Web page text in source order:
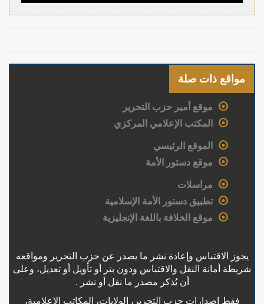
مواقع ذات صلة
موقع أمير حزب التحرير
المكتب الإعلامي المركزي
الموقع الرئيسي
موقع دستور الأمة
مراسلات
تطبيق دستور الأمة الإسلامية
موقع الخلافة باللغة الإنجليزية
يجوز الاقتباس وإعادة نشر ما يصدر عن حزب التحرير ومواقعه
شريطة أمانة النقل والاقتباس ودون بتر أو تأويل أو تعديل، وعلى
أن يُذكر مصدر ما نقل أو نشر .
فقط إصدارات حزب التحرير، الولايات، المكاتب الإعلامية،